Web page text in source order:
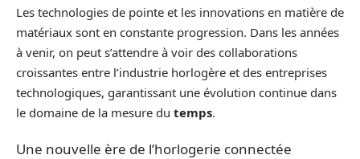
Les technologies de pointe et les innovations en matière de
matériaux sont en constante progression. Dans les années
à venir, on peut s’attendre à voir des collaborations
croissantes entre l’industrie horlogère et des entreprises
technologiques, garantissant une évolution continue dans
le domaine de la mesure du temps.
Une nouvelle ère de l’horlogerie connectée